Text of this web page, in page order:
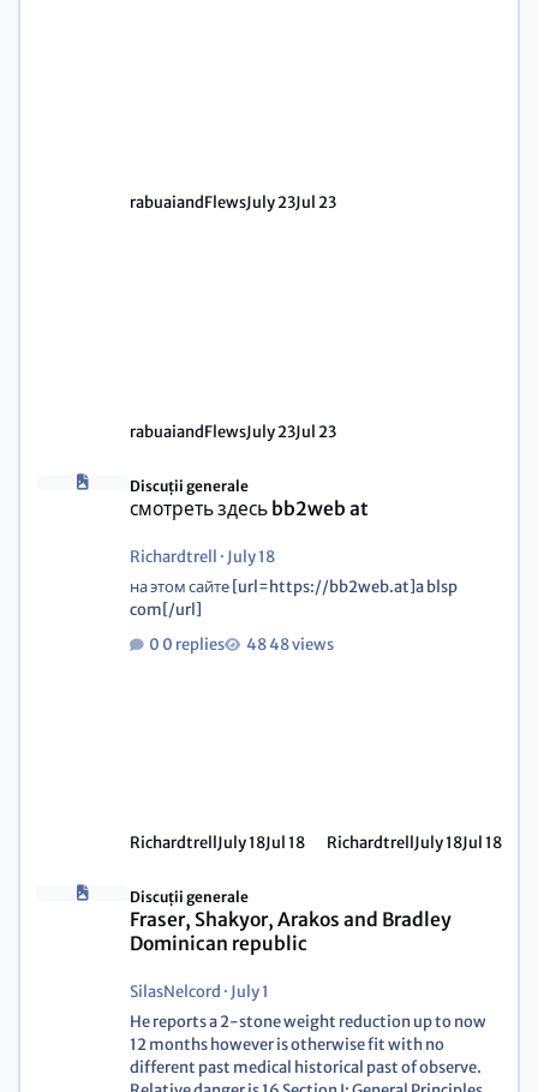
rabuaiandFlewsJuly 23Jul 23
rabuaiandFlewsJuly 23Jul 23
Discuții generale
смотреть здесь bb2web at
Richardtrell · July 18
на этом сайте [url=https://bb2web.at]a blsp
com[/url]
0 replies
48 views
RichardtrellJuly 18Jul 18 RichardtrellJuly 18Jul 18
Discuții generale
Fraser, Shakyor, Arakos and Bradley
Dominican republic
SilasNelcord · July 1
He reports a 2-stone weight reduction up to now
12 months however is otherwise fit with no
different past medical historical past of observe.